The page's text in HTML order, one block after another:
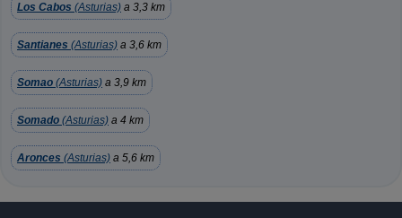
Los Cabos (Asturias) a 3,3 km
Santianes (Asturias) a 3,6 km
Somao (Asturias) a 3,9 km
Somado (Asturias) a 4 km
Aronces (Asturias) a 5,6 km